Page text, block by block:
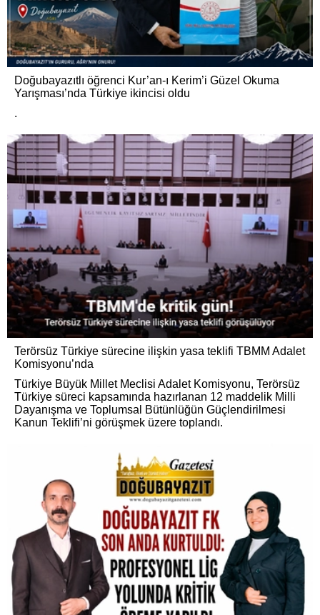
Doğubayazıtlı öğrenci Kur’an-ı Kerim’i Güzel Okuma
Yarışması’nda Türkiye ikincisi oldu
.
Terörsüz Türkiye sürecine ilişkin yasa teklifi TBMM Adalet
Komisyonu’nda
Türkiye Büyük Millet Meclisi Adalet Komisyonu, Terörsüz
Türkiye süreci kapsamında hazırlanan 12 maddelik Milli
Dayanışma ve Toplumsal Bütünlüğün Güçlendirilmesi
Kanun Teklifi’ni görüşmek üzere toplandı.